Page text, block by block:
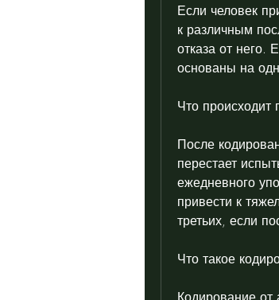
Если человек
к различным
отказа от него.
основаны на
Что происходит
После
перестает
ежедневного
привести к
третьих, если
Что такое